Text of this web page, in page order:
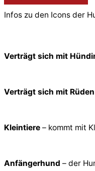
Infos zu den Icons der
Verträgt sich mit
Verträgt sich mit Rüden
Kleintiere – kommt mit
Anfängerhund – der